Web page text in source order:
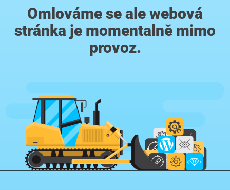
Omlováme se ale webová
stránka je momentalně mimo
provoz.